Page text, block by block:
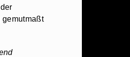
gemutmaßt